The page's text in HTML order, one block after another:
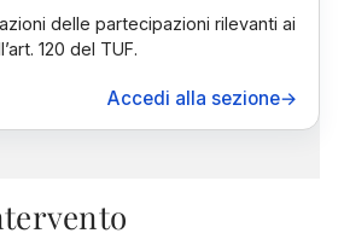
delle partecipazioni rilevanti ai
120 del TUF.
Accedi alla sezione→